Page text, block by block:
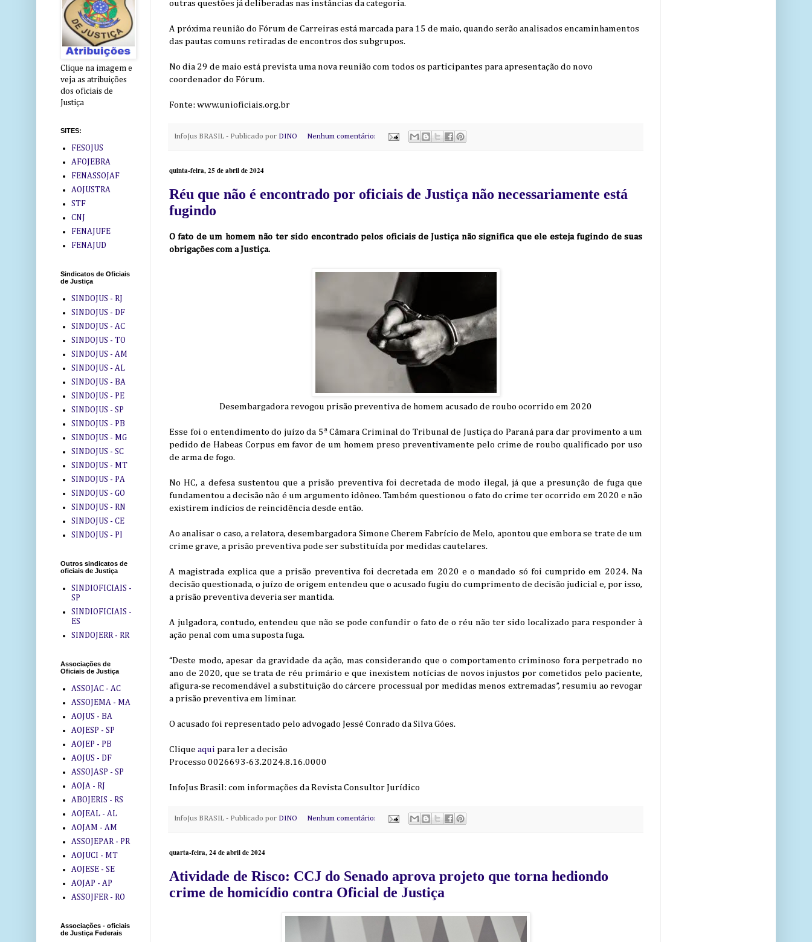
outras questões já deliberadas nas instâncias da categoria.
A próxima reunião do Fórum de Carreiras está marcada para 15 de maio, quando serão analisados encaminhamentos
das pautas comuns retiradas de encontros dos subgrupos.
No dia 29 de maio está prevista uma nova reunião com todos os participantes para apresentação do novo
coordenador do Fórum.
Fonte: www.unioficiais.org.br
InfoJus BRASIL - Publicado por DINO Nenhum comentário:
quinta-feira, 25 de abril de 2024
Réu que não é encontrado por oficiais de Justiça não necessariamente está
fugindo
O fato de um homem não ter sido encontrado pelos oficiais de Justiça não significa que ele esteja fugindo de suas
obrigações com a Justiça.
Desembargadora revogou prisão preventiva de homem acusado de roubo ocorrido em 2020
Esse foi o entendimento do juízo da 5ª Câmara Criminal do Tribunal de Justiça do Paraná para dar provimento a um
pedido de Habeas Corpus em favor de um homem preso preventivamente pelo crime de roubo qualificado por uso
de arma de fogo.
No HC, a defesa sustentou que a prisão preventiva foi decretada de modo ilegal, já que a presunção de fuga que
fundamentou a decisão não é um argumento idôneo. Também questionou o fato do crime ter ocorrido em 2020 e não
existirem indícios de reincidência desde então.
Ao analisar o caso, a relatora, desembargadora Simone Cherem Fabrício de Melo, apontou que embora se trate de um
crime grave, a prisão preventiva pode ser substituída por medidas cautelares.
A magistrada explica que a prisão preventiva foi decretada em 2020 e o mandado só foi cumprido em 2024. Na
decisão questionada, o juízo de origem entendeu que o acusado fugiu do cumprimento de decisão judicial e, por isso,
a prisão preventiva deveria ser mantida.
A julgadora, contudo, entendeu que não se pode confundir o fato de o réu não ter sido localizado para responder à
ação penal com uma suposta fuga.
“Deste modo, apesar da gravidade da ação, mas considerando que o comportamento criminoso fora perpetrado no
ano de 2020, que se trata de réu primário e que inexistem notícias de novos injustos por cometidos pelo paciente,
afigura-se recomendável a substituição do cárcere processual por medidas menos extremadas”, resumiu ao revogar
a prisão preventiva em liminar.
O acusado foi representado pelo advogado Jessé Conrado da Silva Góes.
Clique aqui para ler a decisão
Processo 0026693-63.2024.8.16.0000
InfoJus Brasil: com informações da Revista Consultor Jurídico
InfoJus BRASIL - Publicado por DINO Nenhum comentário:
quarta-feira, 24 de abril de 2024
Atividade de Risco: CCJ do Senado aprova projeto que torna hediondo
crime de homicídio contra Oficial de Justiça
Clique na imagem e
veja as atribuições
dos oficiais de
Justiça
SITES:
FESOJUS
AFOJEBRA
FENASSOJAF
AOJUSTRA
STF
CNJ
FENAJUFE
FENAJUD
Sindicatos de Oficiais
de Justiça
SINDOJUS - RJ
SINDOJUS - DF
SINDOJUS - AC
SINDOJUS - TO
SINDOJUS - AM
SINDOJUS - AL
SINDOJUS - BA
SINDOJUS - PE
SINDOJUS - SP
SINDOJUS - PB
SINDOJUS - MG
SINDOJUS - SC
SINDOJUS - MT
SINDOJUS - PA
SINDOJUS - GO
SINDOJUS - RN
SINDOJUS - CE
SINDOJUS - PI
Outros sindicatos de
oficiais de Justiça
SINDIOFICIAIS -
SP
SINDIOFICIAIS -
ES
SINDOJERR - RR
Associações de
Oficiais de Justiça
ASSOJAC - AC
ASSOJEMA - MA
AOJUS - BA
AOJESP - SP
AOJEP - PB
AOJUS - DF
ASSOJASP - SP
AOJA - RJ
ABOJERIS - RS
AOJEAL - AL
AOJAM - AM
ASSOJEPAR - PR
AOJUCI - MT
AOJESE - SE
AOJAP - AP
ASSOJFER - RO
Associações - oficiais
de Justiça Federais